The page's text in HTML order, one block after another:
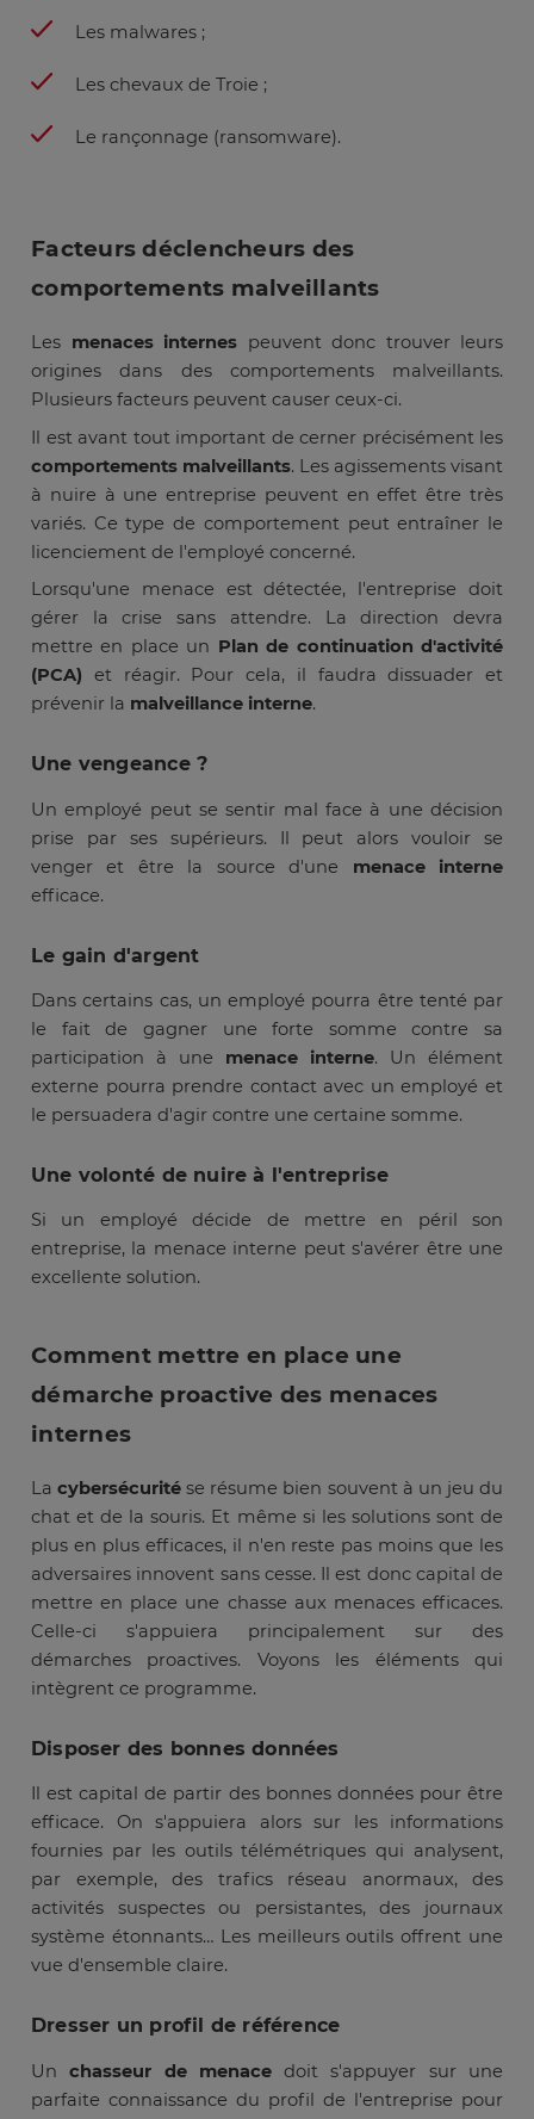
Les malwares ;
Les chevaux de Troie ;
Le rançonnage (ransomware).
Facteurs déclencheurs des
comportements malveillants
Les menaces internes peuvent donc trouver leurs
origines dans des comportements malveillants.
Plusieurs facteurs peuvent causer ceux-ci.
Il est avant tout important de cerner précisément les
comportements malveillants. Les agissements visant
à nuire à une entreprise peuvent en effet être très
variés. Ce type de comportement peut entraîner le
licenciement de l'employé concerné.
Lorsqu'une menace est détectée, l'entreprise doit
gérer la crise sans attendre. La direction devra
mettre en place un Plan de continuation d'activité
(PCA) et réagir. Pour cela, il faudra dissuader et
prévenir la malveillance interne.
Une vengeance ?
Un employé peut se sentir mal face à une décision
prise par ses supérieurs. Il peut alors vouloir se
venger et être la source d'une menace interne
efficace.
Le gain d'argent
Dans certains cas, un employé pourra être tenté par
le fait de gagner une forte somme contre sa
participation à une menace interne. Un élément
externe pourra prendre contact avec un employé et
le persuadera d'agir contre une certaine somme.
Une volonté de nuire à l'entreprise
Si un employé décide de mettre en péril son
entreprise, la menace interne peut s'avérer être une
excellente solution.
Comment mettre en place une
démarche proactive des menaces
internes
Lacybersécurité se résume bien souvent à un jeu du
chat et de la souris. Et même si les solutions sont de
plus en plus efficaces, il n'en reste pas moins que les
adversaires innovent sans cesse. Il est donc capital de
mettre en place une chasse aux menaces efficaces.
Celle-ci s'appuiera principalement sur des
démarches proactives. Voyons les éléments qui
intègrent ce programme.
Disposer des bonnes données
Il est capital de partir des bonnes données pour être
efficace. On s'appuiera alors sur les informations
fournies par les outils télémétriques qui analysent,
par exemple, des trafics réseau anormaux, des
activités suspectes ou persistantes, des journaux
système étonnants… Les meilleurs outils offrent une
vue d'ensemble claire.
Dresser un profil de référence
Unchasseur de menacedoit s'appuyer sur une
parfaite connaissance du profil de l'entreprise pour